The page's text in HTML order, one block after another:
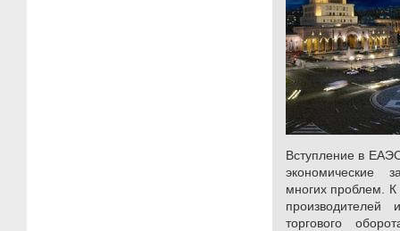
Вступление в
экономические
многих проблем. К
торгового